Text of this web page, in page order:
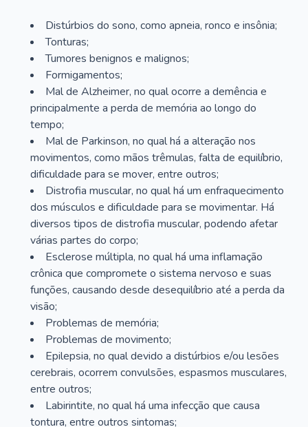
Distúrbios do sono, como apneia, ronco e insônia;
Tonturas;
Tumores benignos e malignos;
Formigamentos;
Mal de Alzheimer, no qual ocorre a demência e
principalmente a perda de memória ao longo do
tempo;
Mal de Parkinson, no qual há a alteração nos
movimentos, como mãos trêmulas, falta de equilíbrio,
dificuldade para se mover, entre outros;
Distrofia muscular, no qual há um enfraquecimento
dos músculos e dificuldade para se movimentar. Há
diversos tipos de distrofia muscular, podendo afetar
várias partes do corpo;
Esclerose múltipla, no qual há uma inflamação
crônica que compromete o sistema nervoso e suas
funções, causando desde desequilíbrio até a perda da
visão;
Problemas de memória;
Problemas de movimento;
Epilepsia, no qual devido a distúrbios e/ou lesões
cerebrais, ocorrem convulsões, espasmos musculares,
entre outros;
Labirintite, no qual há uma infecção que causa
tontura, entre outros sintomas;